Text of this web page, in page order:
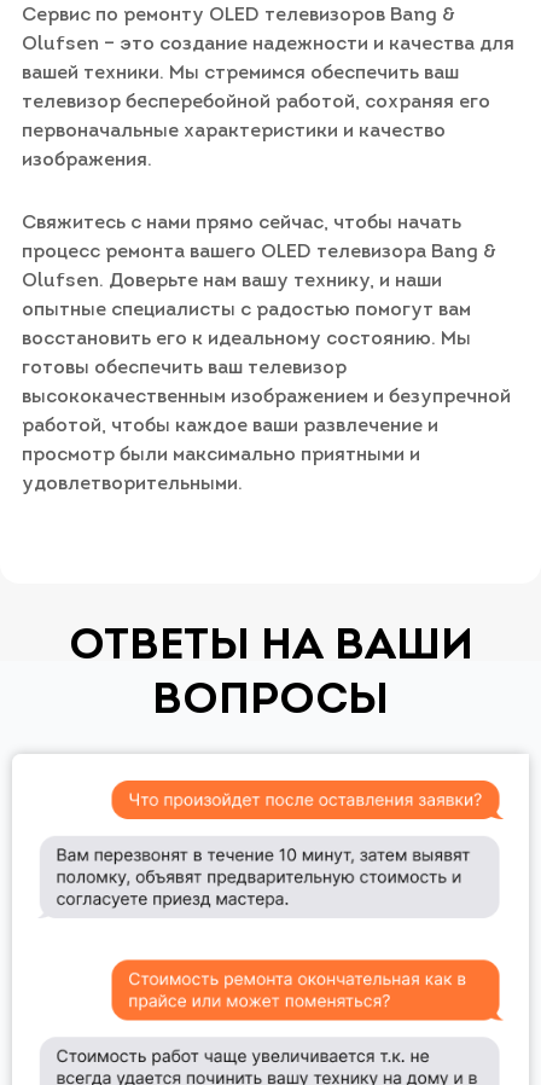
Сервис по ремонту OLED телевизоров Bang &
Olufsen – это создание надежности и качества для
вашей техники. Мы стремимся обеспечить ваш
телевизор бесперебойной работой, сохраняя его
первоначальные характеристики и качество
изображения.
Свяжитесь с нами прямо сейчас, чтобы начать
процесс ремонта вашего OLED телевизора Bang &
Olufsen. Доверьте нам вашу технику, и наши
опытные специалисты с радостью помогут вам
восстановить его к идеальному состоянию. Мы
готовы обеспечить ваш телевизор
высококачественным изображением и безупречной
работой, чтобы каждое ваши развлечение и
просмотр были максимально приятными и
удовлетворительными.
ОТВЕТЫ НА ВАШИ
ВОПРОСЫ